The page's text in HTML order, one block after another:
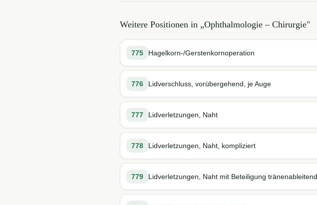
Weitere Positionen in „Ophthalmologie – Chirurgie"
775 Hagelkorn-/Gerstenkornoperation
776 Lidverschluss, vorübergehend, je Auge
777 Lidverletzungen, Naht
778 Lidverletzungen, Naht, kompliziert
779 Lidverletzungen, Naht mit Beteiligung